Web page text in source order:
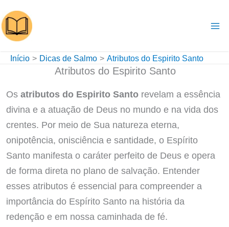
para
o
conteúdo
Início Dicas de Salmo Atributos do Espirito Santo
Atributos do Espirito Santo
Os atributos do Espirito Santorevelam a essência
divina e a atuação de Deus no mundo e na vida dos
crentes. Por meio de Sua natureza eterna,
onipotência, onisciência e santidade, o Espírito
Santo manifesta o caráter perfeito de Deus e opera
de forma direta no plano de salvação. Entender
esses atributos é essencial para compreender a
importância do Espírito Santo na história da
redenção e em nossa caminhada de fé.